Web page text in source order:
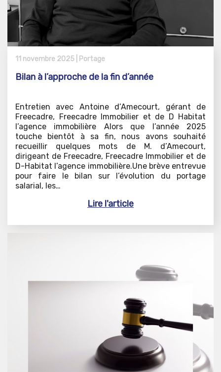
11 novembre 2025 | Portage
Bilan à l’approche de la fin d’année
Entretien avec Antoine d’Amecourt, gérant de
Freecadre, Freecadre Immobilier et de D Habitat
l’agence immobilière Alors que l’année 2025
touche bientôt à sa fin, nous avons souhaité
recueillir quelques mots de M. d’Amecourt,
dirigeant de Freecadre, Freecadre Immobilier et de
D-Habitat l’agence immobilière.Une brève entrevue
pour faire le bilan sur l’évolution du portage
salarial, les…
Lire l'article